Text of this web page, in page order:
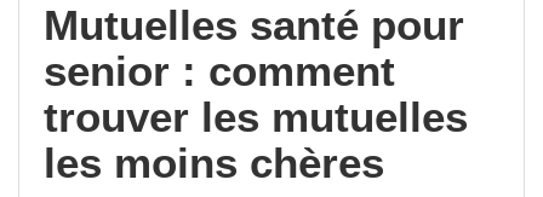
Mutuelles santé pour
senior : comment
trouver les mutuelles
les moins chères